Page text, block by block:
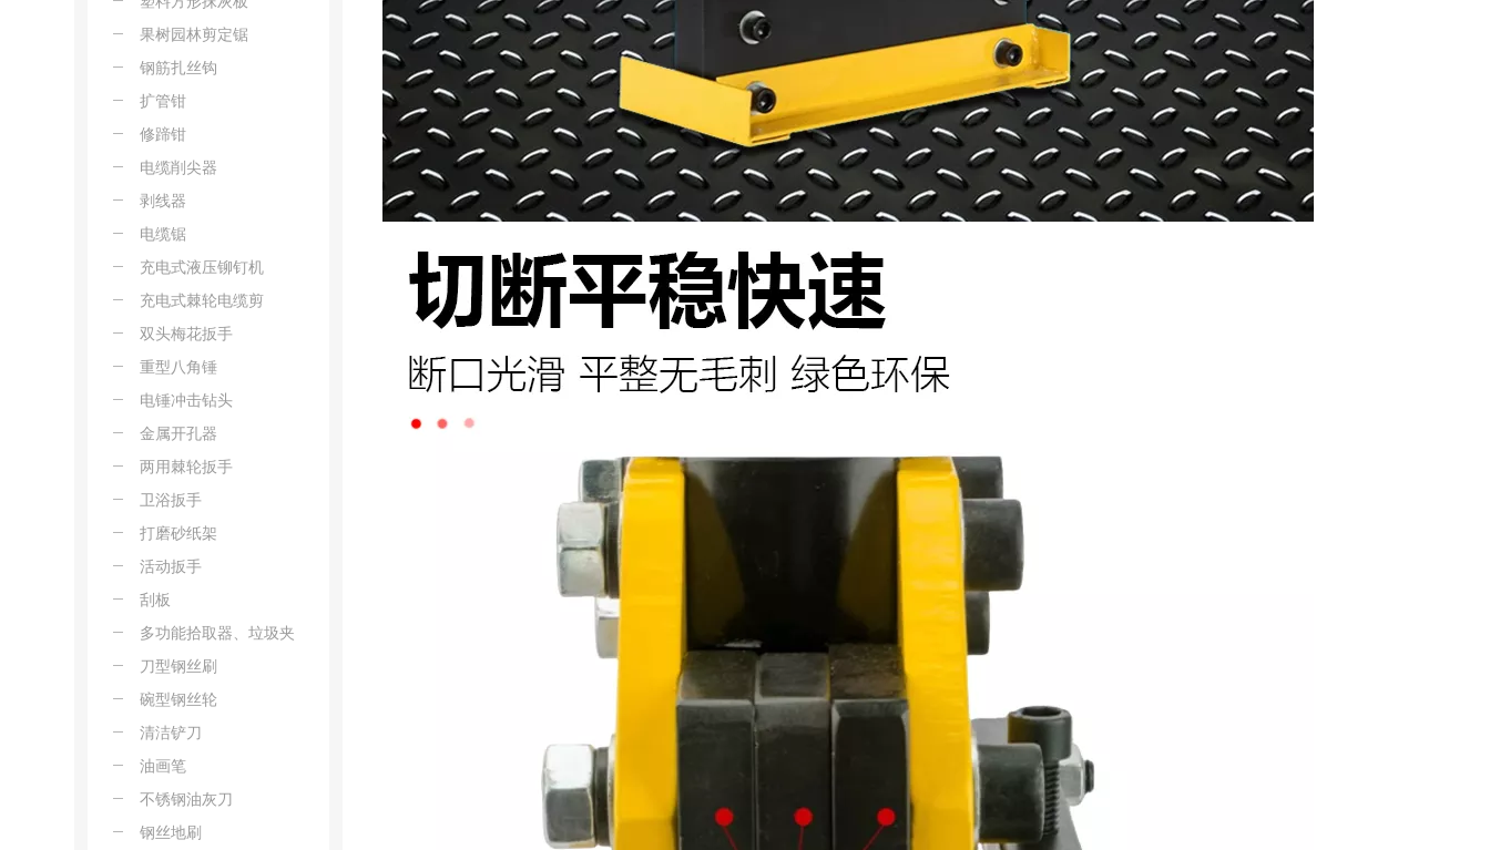
果树园林剪定锯
钢筋扎丝钩
扩管钳
修蹄钳
电缆削尖器
剥线器
电缆锯
充电式液压铆钉机
充电式棘轮电缆剪
双头梅花扳手
重型八角锤
电锤冲击钻头
金属开孔器
两用棘轮扳手
卫浴扳手
打磨砂纸架
活动扳手
刮板
多功能拾取器、垃圾夹
刀型钢丝刷
碗型钢丝轮
清洁铲刀
油画笔
不锈钢油灰刀
钢丝地刷